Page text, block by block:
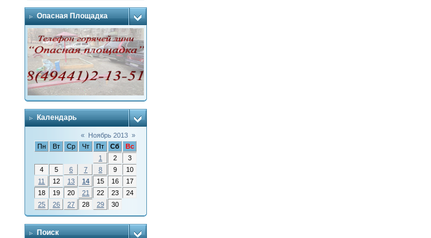
Опасная Площадка
Календарь
« Ноябрь 2013 »
Пн
Вт Ср Чт Пт Сб
Вс
1
2
3
4
5 6 7 8 9
10
11
12 13 14 15 16
17
18
19 20 21 22 23
24
25
26 27 28 29 30
Поиск